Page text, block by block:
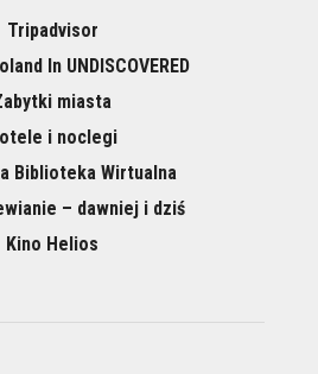
Tripadvisor
In UNDISCOVERED
miasta
i noclegi
Biblioteka Wirtualna
– dawniej i dziś
Kino Helios